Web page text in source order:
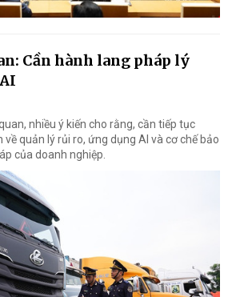
Cần hành lang pháp lý
nhiều ý kiến cho rằng, cần tiếp tục
quản lý rủi ro, ứng dụng AI và cơ chế bảo
của doanh nghiệp.